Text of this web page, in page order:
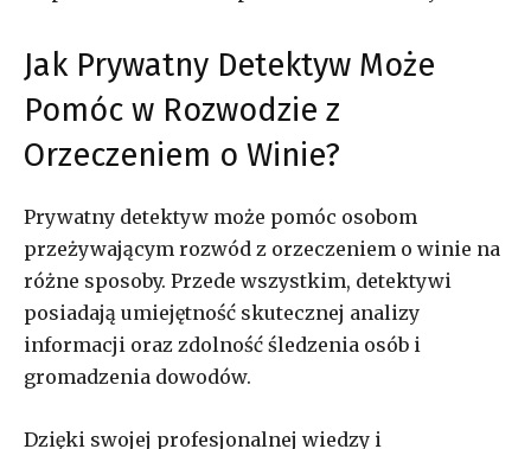
Jak Prywatny Detektyw Może
Pomóc w Rozwodzie z
Orzeczeniem o Winie?
Prywatny detektyw może pomóc osobom
przeżywającym rozwód z orzeczeniem o winie na
różne sposoby. Przede wszystkim, detektywi
posiadają umiejętność skutecznej analizy
informacji oraz zdolność śledzenia osób i
gromadzenia dowodów.
Dzięki swojej profesjonalnej wiedzy i